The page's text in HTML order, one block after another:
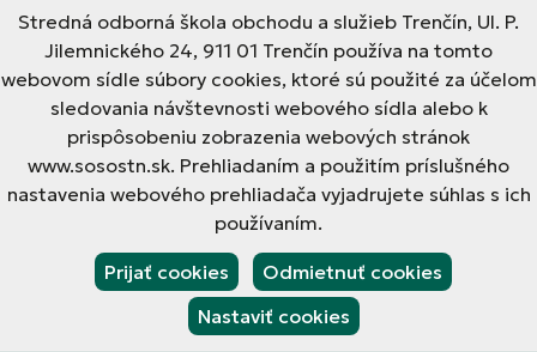
Stredná odborná škola obchodu a služieb Trenčín, Ul. P.
Jilemnického 24, 911 01 Trenčín používa na tomto
webovom sídle súbory cookies, ktoré sú použité za účelom
sledovania návštevnosti webového sídla alebo k
prispôsobeniu zobrazenia webových stránok
www.sosostn.sk. Prehliadaním a použitím príslušného
nastavenia webového prehliadača vyjadrujete súhlas s ich
používaním.
Prijať cookies
Odmietnuť cookies
Nastaviť cookies